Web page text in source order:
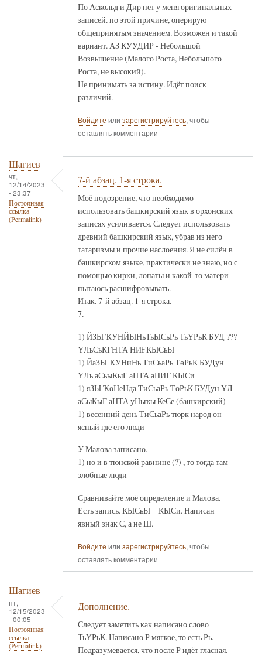
По Аскольд и Дир нет у меня оригинальных
записей. по этой причине, оперирую
общепринятым значением. Возможен и такой
вариант. АЗ КУУДИР - Небольшой
Возвышение (Малого Роста, Небольшого
Роста, не высокий).
Не принимать за истину. Идёт поиск
различий.
Войдите или зарегистрируйтесь, чтобы
оставлять комментарии
Шагиев
чт,
12/14/2023
- 23:37
Постоянная
ссылка
(Permalink)
7-й абзац. 1-я строка.
Моё подозрение, что необходимо
использовать башкирский язык в орхонских
записях усиливается. Следует использовать
древний башкирский язык, убрав из него
татаризмы и прочие наслоения. Я не силён в
башкирском языке, практически не знаю, но с
помощью кирки, лопаты и какой-то матери
пытаюсь расшифровывать.
Итак. 7-й абзац. 1-я строка.
7.
1) ЙЗЫ ҠУНЙЫНьТьЫСьРь ТьҮРьК БУД ???
ҮЛьСьКГНТА НИҒКЫСьЫ
1) ЙаЗЫ ҠУНиНь ТиСьаРь ТөРьК БУДун
ҮЛь аСьыКыГ аНТА аНИҒ КЫСи
1) яЗЫ ҠөНеНда ТиСьаРь ТөРьК БУДун ҮЛ
аСыКыГ аНТА уНыҡы КеСе (башкирский)
1) весенний день ТиСьаРь тюрк народ он
ясный где его люди
У Малова записано.
1) но и в тюнской равнине (?) , то тогда там
злобные люди
Сравнивайте моё определение и Малова.
Есть запись. КЫСьЫ = КЫСи. Написан
явный знак С, а не Ш.
Войдите или зарегистрируйтесь, чтобы
оставлять комментарии
Шагиев
пт,
12/15/2023
- 00:05
Постоянная
ссылка
(Permalink)
Дополнение.
Следует заметить как написано слово
ТьҮРьК. Написано Р мягкое, то есть Рь.
Подразумевается, что после Р идёт гласная.